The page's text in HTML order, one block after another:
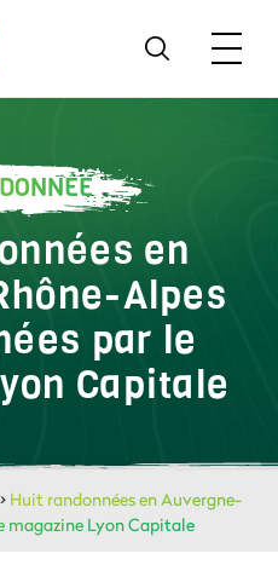
en
Alpes
par le
Capitale
> Huit randonnées en Auvergne-
magazine Lyon Capitale